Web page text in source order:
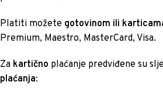
Platiti možete gotovinom ili
Premium, Maestro, MasterCard, Visa.
Za kartično plaćanje predviđene su
plaćanja: